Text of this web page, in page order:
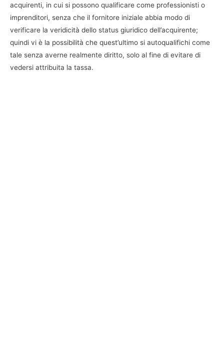
acquirenti, in cui si possono qualificare come professionisti o
imprenditori, senza che il fornitore iniziale abbia modo di
verificare la veridicità dello status giuridico dell’acquirente;
quindi vi è la possibilità che quest’ultimo si autoqualifichi come
tale senza averne realmente diritto, solo al fine di evitare di
vedersi attribuita la tassa.